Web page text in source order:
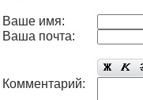
Ваше имя:
Ваша почта:
Комментарий: